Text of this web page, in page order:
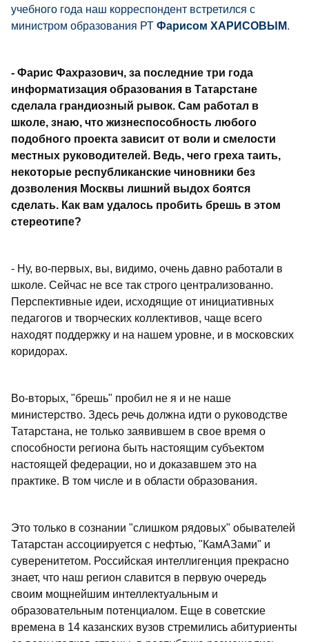
учебного года наш корреспондент встретился с
министром образования РТ Фарисом ХАРИСОВЫМ.
- Фарис Фахразович, за последние три года
информатизация образования в Татарстане
сделала грандиозный рывок. Сам работал в
школе, знаю, что жизнеспособность любого
подобного проекта зависит от воли и смелости
местных руководителей. Ведь, чего греха таить,
некоторые республиканские чиновники без
дозволения Москвы лишний выдох боятся
сделать. Как вам удалось пробить брешь в этом
стереотипе?
- Ну, во-первых, вы, видимо, очень давно работали в
школе. Сейчас не все так строго централизованно.
Перспективные идеи, исходящие от инициативных
педагогов и творческих коллективов, чаще всего
находят поддержку и на нашем уровне, и в московских
коридорах.
Во-вторых, "брешь" пробил не я и не наше
министерство. Здесь речь должна идти о руководстве
Татарстана, не только заявившем в свое время о
способности региона быть настоящим субъектом
настоящей федерации, но и доказавшем это на
практике. В том числе и в области образования.
Это только в сознании "слишком рядовых" обывателей
Татарстан ассоциируется с нефтью, "КамАЗами" и
суверенитетом. Российская интеллигенция прекрасно
знает, что наш регион славится в первую очередь
своим мощнейшим интеллектуальным и
образовательным потенциалом. Еще в советские
времена в 14 казанских вузов стремились абитуриенты